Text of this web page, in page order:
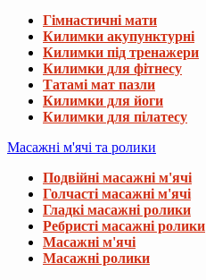
Гімнастичні мати
Килимки акупунктурні
Килимки під тренажери
Килимки для фітнесу
Татамі мат пазли
Килимки для йоги
Килимки для пілатесу
Масажні м'ячі та ролики
Подвійні масажні м'ячі
Голчасті масажні м'ячі
Гладкі масажні ролики
Ребристі масажні ролики
Масажні м'ячі
Масажні ролики